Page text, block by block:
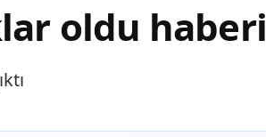
oldu haberi